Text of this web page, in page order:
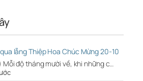
lẵng Thiệp Hoa Chúc Mừng 20-10
Mỗi độ tháng mười về, khi những c…